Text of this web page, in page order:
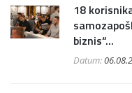
18
biznis“...
Datum: